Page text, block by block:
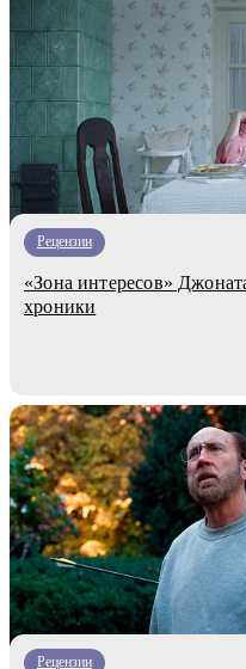
Рецензии
«Зона интересов»
хроники
Рецензии